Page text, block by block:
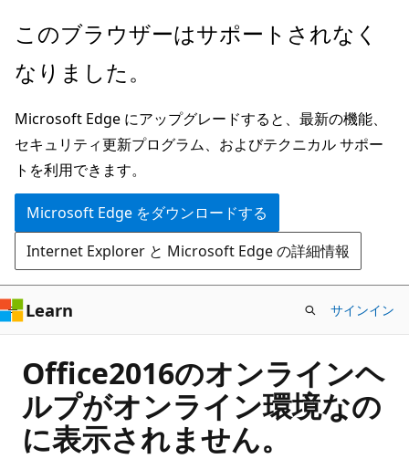
メ
ン
ン
テ
ン
ツ
に
ス
キ
ッ
プ
このブラウザーはサポートされなく
なりました。
Microsoft Edge にアップグレードすると、最新の機能、
セキュリティ更新プログラム、およびテクニカル サポー
トを利用できます。
Microsoft Edge をダウンロードする
Internet Explorer と Microsoft Edge の詳細情報
Learn サインイン
Office2016のオンラインヘ
ルプがオンライン環境なの
に表示されません。